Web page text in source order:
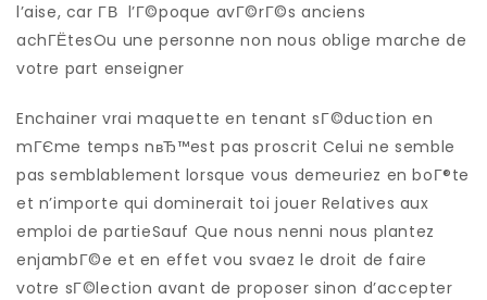
l’aise, car Г­В l’Г©poque avГ©rГ©s anciens
achГЁtesOu une personne non nous oblige marche de
votre part enseigner
Enchainer vrai maquette en tenant sГ©duction en
mГЄme temps nвЂ™est pas proscrit Celui ne semble
pas semblablement lorsque vous demeuriez en boГ®te
et n’importe qui dominerait toi jouer Relatives aux
emploi de partieSauf Que nous nenni nous plantez
enjambГ©e et en effet vou svaez le droit de faire
votre sГ©lection avant de proposer sinon d’accepter